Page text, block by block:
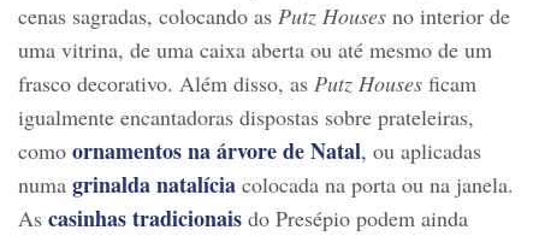
cenas sagradas, colocando as Putz Houses no interior de
uma vitrina, de uma caixa aberta ou até mesmo de um
frasco decorativo. Além disso, as Putz Houses ficam
igualmente encantadoras dispostas sobre prateleiras,
como ornamentos na árvore de Natal, ou aplicadas
numa grinalda natalícia colocada na porta ou na janela.
As casinhas tradicionais do Presépio podem ainda